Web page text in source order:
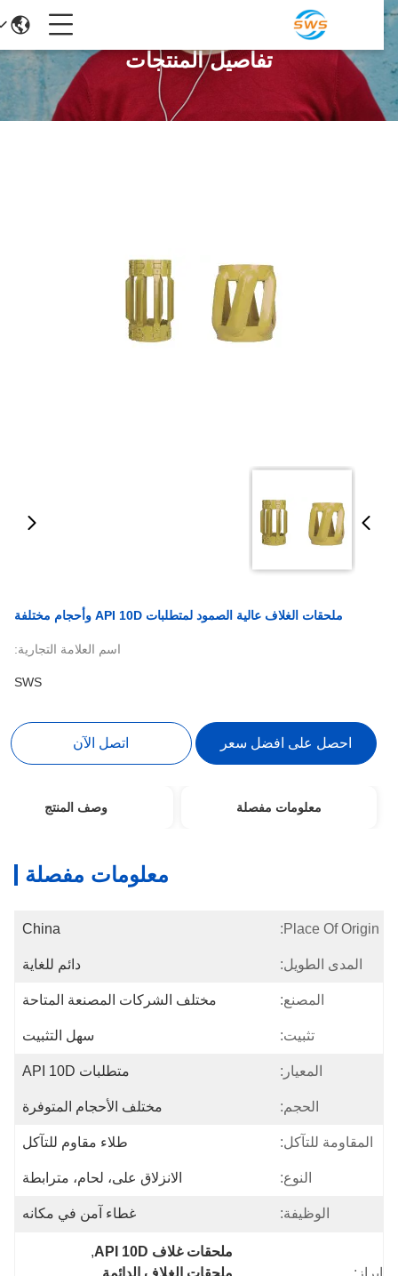
تفاصيل المنتجات
ملحقات الغلاف عالية الصمود لمتطلبات API 10D وأحجام مختلفة
اسم العلامة التجارية:
SWS
احصل على افضل سعر اتصل الآن
معلومات مفصلة وصف المنتج
معلومات مفصلة
Place Of Origin:
China
المدى الطويل: دائم للغاية
المصنع: مختلف الشركات المصنعة المتاحة
تثبيت: سهل التثبيت
المعيار: متطلبات API 10D
الحجم: مختلف الأحجام المتوفرة
المقاومة للتآكل: طلاء مقاوم للتآكل
النوع: الانزلاق على، لحام، مترابطة
الوظيفة: غطاء آمن في مكانه
إبراز:
ملحقات غلاف API 10D
,
ملحقات الغلاف الدائمة,